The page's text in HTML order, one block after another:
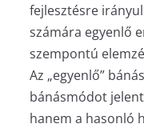
fejlesztésre
számára egyenlő
szempontú
Az „egyenlő”
bánásmódot
hanem a hasonló